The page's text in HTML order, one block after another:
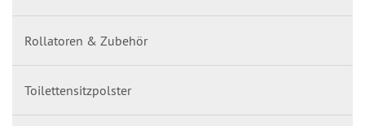
Rollatoren & Zubehör
Toilettensitzpolster